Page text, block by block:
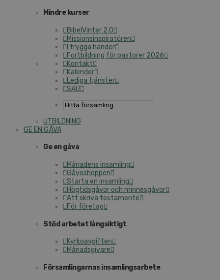
Mindre kurser
BibelVinter 2.0
Missionsinspiratören
I trygga händer
Fortbildning för pastorer 2026
Kontakt
Kalender
Lediga tjänster
SAU
UTBILDNING
GE EN GÅVA
Ge en gåva
Månadens insamling
Gåvoshoppen
Starta en insamling
Högtidsgåvor och minnesgåvor
Att skriva testamente
För företag
Stöd arbetet långsiktigt
Kyrkoavgiften
Månadsgivare
Församlingarnas insamlingsarbete